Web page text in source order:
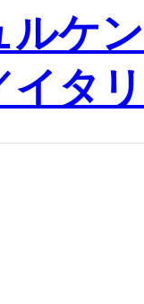
ルケ
イタ